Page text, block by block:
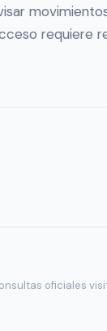
requiere
oficiales